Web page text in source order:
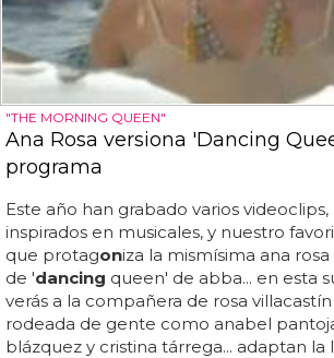
"THE MORNING QUEEN"
Ana Rosa versiona 'Dancing
programa
Este año han grabado varios
inspirados en musicales, y nuestro
que protagoniza la mismísima ana
de 'dancing queen' de abba... en esta
verás a la compañera de rosa
rodeada de gente como anabel
blázquez y cristina tárrega... adaptan la